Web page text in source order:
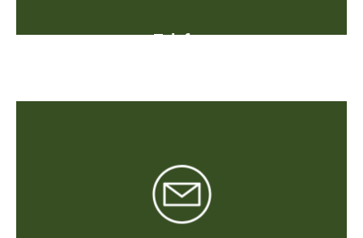
Telefon